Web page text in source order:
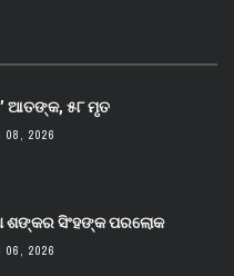
ଆତଙ୍କ, ୫୮ ମୃତ
08, 2026
ଶଙ୍କର ସିଂହଙ୍କ ପରଲୋକ
06, 2026